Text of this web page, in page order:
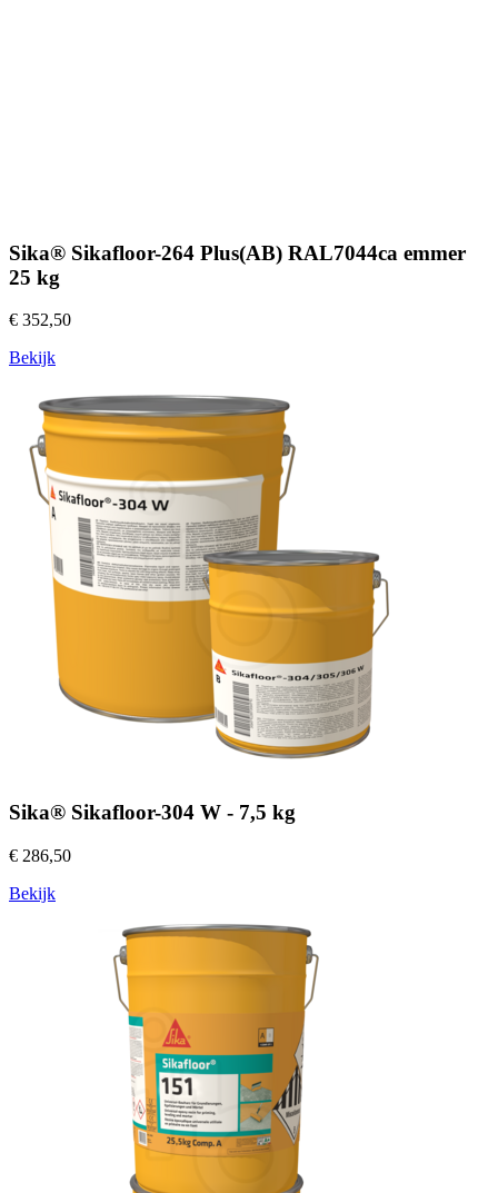
Sika® Sikafloor-264 Plus(AB) RAL7044ca emmer
25 kg
€ 352,50
Bekijk
Sika® Sikafloor-304 W - 7,5 kg
€ 286,50
Bekijk